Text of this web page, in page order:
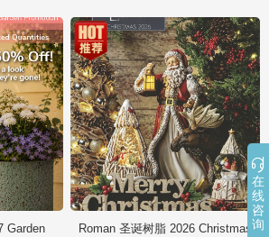
Garden Roman 圣诞树脂 2026 Christmas

在
线
咨
询